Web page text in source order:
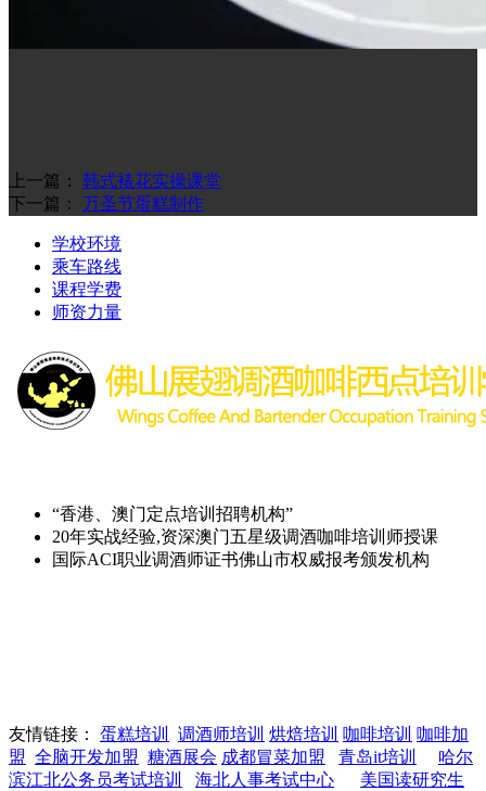
上一篇： 韩式裱花实操课堂
下一篇： 万圣节蛋糕制作
学校环境
乘车路线
课程学费
师资力量
“香港、澳门定点培训招聘机构”
20年实战经验,资深澳门五星级调酒咖啡培训师授课
国际ACI职业调酒师证书佛山市权威报考颁发机构
友情链接： 蛋糕培训 调酒师培训 烘焙培训 咖啡培训 咖啡加
盟 全脑开发加盟 糖酒展会 成都冒菜加盟 青岛it培训
哈尔
滨江北公务员考试培训
海北人事考试中心
美国读研究生